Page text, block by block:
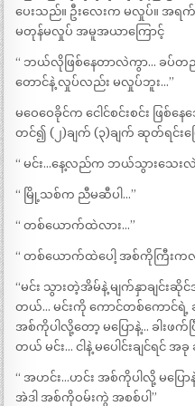
ပေးသည်။ ဦးလေးက မလှုပ်။ အ
မတုန်မလှုပ် အမူအယာကြောင့်
“ ဘယ်လိုဖြစ်နေတာလဲကွာ… ခပ်တည်
တောင်နဲ့ လှုပ်လည်း မလှုပ်ဘူး…”
မဝေဝေခိုင်က ငေါင်စင်းစင်း ဖြစ်န
တင်၍ (၂)ချက် (၃)ချက် ဆုတ်ရင်းပ
“ မင်း…နေ့လည်က ဘယ်သွားသေးလဲ
“ မြို့သစ်က ညီမဆီပါ…”
“ တစ်ယောက်ထဲလား…”
“ တစ်ယောက်ထဲပေါ့ အစ်ကိုကြီးက
“မင်း သွားတဲ့အိမ်နဲ့ မျက်နှာချင်းဆို
တယ်… မင်းကို ကောင်တစ်ကောင်
အစ်ကိုပါလို့တော့ မပြောနဲ့… ခါးဖ
တယ် မင်း… ငါနဲ့ မပေါင်းချင်ရင်
“ အဟင်း…ဟင်း အစ်ကိုပါလို့ မပြေ
အဲဒါ အစ်ကိုဝမ်းကွဲ အစစ်ပါ”